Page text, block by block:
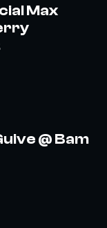
Max
@ Bam